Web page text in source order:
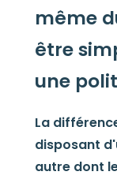
même
être
une
La
disposant
autre dont